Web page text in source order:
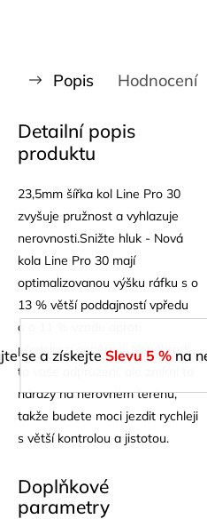
se a získejte Slevu 5 % na
Popis Hodnocení
Detailní popis
produktu
23,5mm šířka kol Line Pro 30
zvyšuje pružnost a vyhlazuje
nerovnosti.Snižte hluk - Nová
kola Line Pro 30 mají
optimalizovanou výšku ráfku s o
13 % větší poddajností vpředu
a o 11 % vzadu oproti
předchozí generaci. Nenahradí
to vaše odpružení, ale zmírní to
nárazy na nerovném terénu,
takže budete moci jezdit rychleji
s větší kontrolou a jistotou.
Doplňkové
parametry